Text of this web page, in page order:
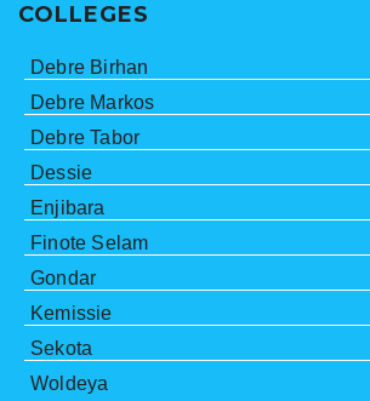
COLLEGES
Debre Birhan
Debre Markos
Debre Tabor
Dessie
Enjibara
Finote Selam
Gondar
Kemissie
Sekota
Woldeya